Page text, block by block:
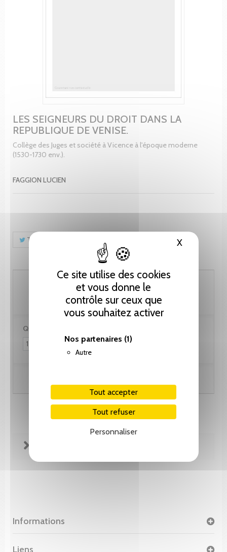
Ce site utilise des cookies
et vous donne le
contrôle sur ceux que
vous souhaitez activer
Nos partenaires (1)
Autre
Tout accepter
Tout refuser
Personnaliser
XMasquer
LES SEIGNEURS DU DROIT DANS LA
REPUBLIQUE DE VENISE.
Collège des Juges et société à Vicence à l'époque moderne
(1530-1730 env.).
FAGGION LUCIEN
Tweet
61.55 CHF
Quantité :
Informations
Liens